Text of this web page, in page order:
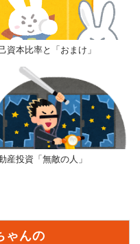
資本比率と「おまけ」
産投資「無敵の人」
ゃんの